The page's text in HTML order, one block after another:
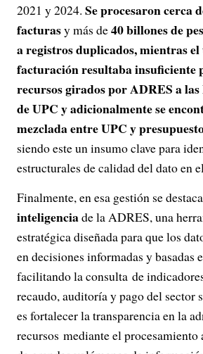
2021 y 2024. Se procesaron cerca
facturasy más de40 billones de
a registros duplicados, mientras
facturación resultaba insuficiente
recursos girados por ADRES a
de UPC y adicionalmente se
mezclada entre UPC y
siendo este un insumo clave para
estructurales de calidad del dato en
Finalmente, en esa gestión se
inteligenciade la ADRES, una
estratégica diseñada para que los
en decisiones informadas y basadas
facilitando la consulta de
recaudo, auditoría y pago del sector
es fortalecer la transparencia en la
recursos mediante el procesamiento